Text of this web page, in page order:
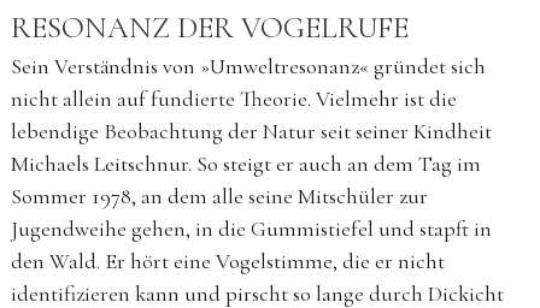
RESONANZ DER VOGELRUFE
Sein Verständnis von »Umweltresonanz« gründet sich
nicht allein auf fundierte Theorie. Vielmehr ist die
lebendige Beobachtung der Natur seit seiner Kindheit
Michaels Leitschnur. So steigt er auch an dem Tag im
Sommer 1978, an dem alle seine Mitschüler zur
Jugendweihe gehen, in die Gummistiefel und stapft in
den Wald. Er hört eine Vogelstimme, die er nicht
identifizieren kann und pirscht so lange durch Dickicht